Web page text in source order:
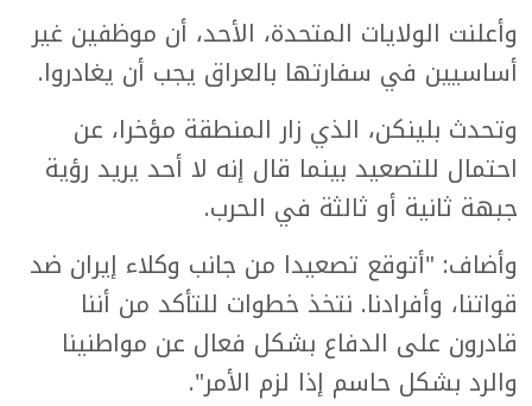
وأعلنت الولايات المتحدة، الأحد، أن موظفين غير
أساسيين في سفارتها بالعراق يجب أن يغادروا.
وتحدث بلينكن، الذي زار المنطقة مؤخرا، عن
احتمال للتصعيد بينما قال إنه لا أحد يريد رؤية
جبهة ثانية أو ثالثة في الحرب.
وأضاف: "أتوقع تصعيدا من جانب وكلاء إيران ضد
قواتنا، وأفرادنا. نتخذ خطوات للتأكد من أننا
قادرون على الدفاع بشكل فعال عن مواطنينا
والرد بشكل حاسم إذا لزم الأمر".